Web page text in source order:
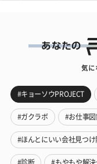
気に
#キョーソウPROJECT
#ガクラボ #お仕事図
#ほんとにいい会社見つけ
#診断 #もやもや解決